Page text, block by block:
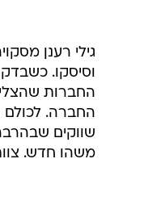
וסיסקו.
החברות
החברה. לכולם
שווקים
משהו חדש.